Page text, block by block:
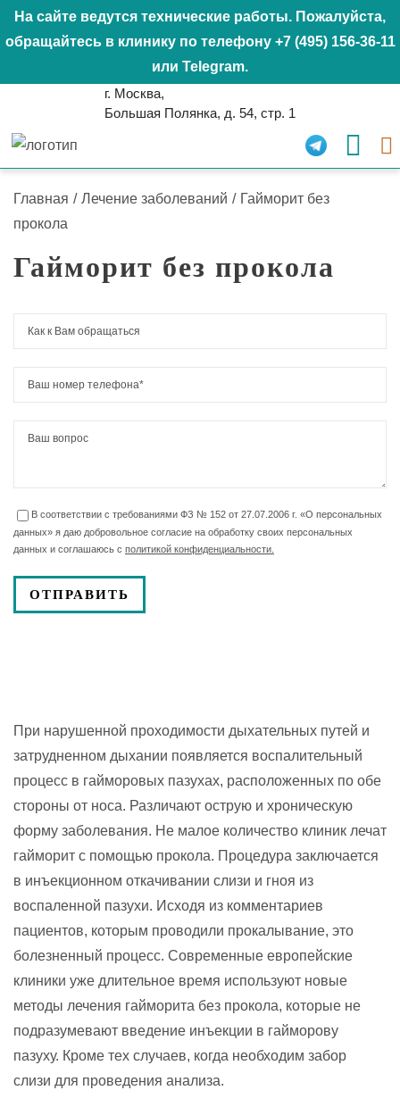
На сайте ведутся технические работы. Пожалуйста,
обращайтесь в клинику по телефону +7 (495) 156-36-11
или Telegram.
г. Москва,
Большая Полянка, д. 54, стр. 1
Главная / Лечение заболеваний / Гайморит без
прокола
Гайморит без прокола
В соответствии с требованиями ФЗ № 152 от 27.07.2006 г. «О персональных
данных» я даю добровольное согласие на обработку своих персональных
данных и соглашаюсь с политикой конфиденциальности.
При нарушенной проходимости дыхательных путей и
затрудненном дыхании появляется воспалительный
процесс в гайморовых пазухах, расположенных по обе
стороны от носа. Различают острую и хроническую
форму заболевания. Не малое количество клиник лечат
гайморит с помощью прокола. Процедура заключается
в инъекционном откачивании слизи и гноя из
воспаленной пазухи. Исходя из комментариев
пациентов, которым проводили прокалывание, это
болезненный процесс. Современные европейские
клиники уже длительное время используют новые
методы лечения гайморита без прокола, которые не
подразумевают введение инъекции в гайморову
пазуху. Кроме тех случаев, когда необходим забор
слизи для проведения анализа.